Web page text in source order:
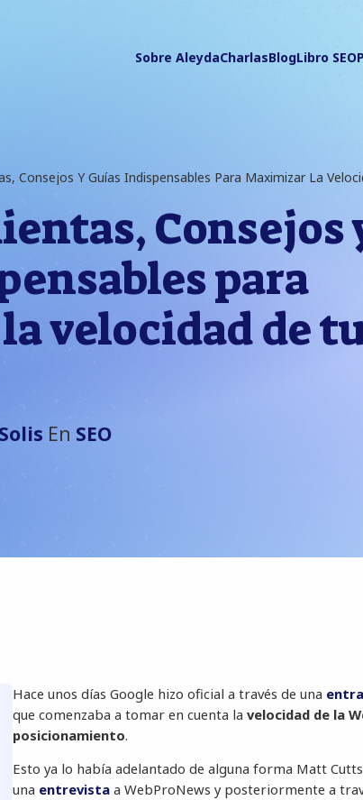
Sobre AleydaCharlasBlogLibro SEO
Consejos Y Guías Indispensables Para Maximizar La
Consejos
para
velocidad de
En SEO
Hace unos días Google hizo oficial a través de una
que comenzaba a tomar en cuenta la velocidad de la
posicionamiento.
Esto ya lo había adelantado de alguna forma Matt
una entrevista a WebProNews y posteriormente a